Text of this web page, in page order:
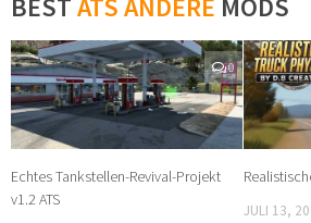
BESTATS ANDERE MODS
0
Echtes Tankstellen-Revival-Projekt
v1.2 ATS
JULI 13,